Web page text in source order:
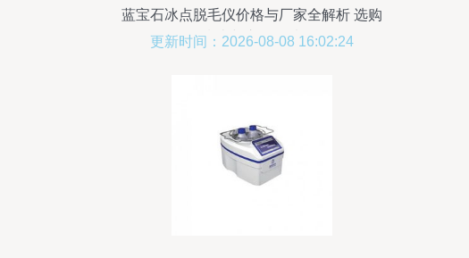
蓝宝石冰点脱毛仪价格与厂家全解析 选购
指南与市场行情
更新时间：2026-08-08 16:02:24